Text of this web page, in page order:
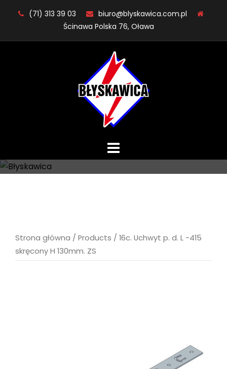
(71) 313 39 03
biuro@blyskawica.com.pl
Ścinawa Polska 76, Oława
Strona główna / Products / 16c. Uchwyt p. d. L -415
skręcony H 130mm. ZS